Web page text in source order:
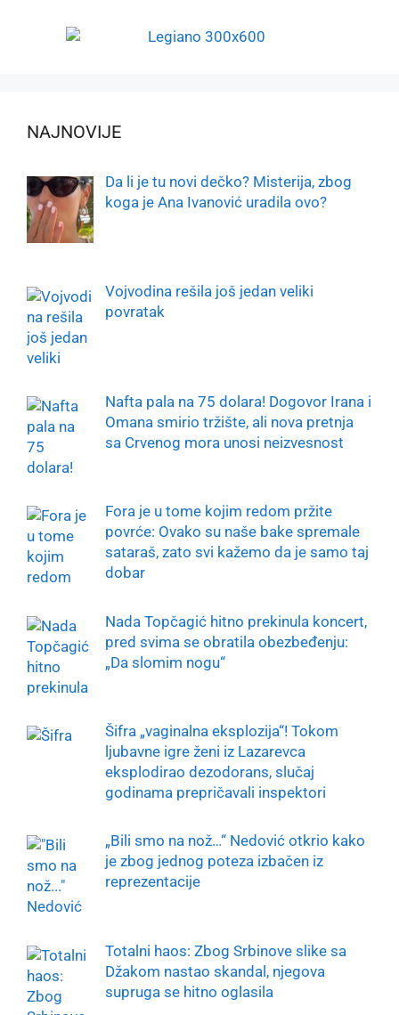
NAJNOVIJE
Da li je tu novi dečko? Misterija, zbog
koga je Ana Ivanović uradila ovo?
Vojvodina rešila još jedan veliki
povratak
Nafta pala na 75 dolara! Dogovor Irana i
Omana smirio tržište, ali nova pretnja
sa Crvenog mora unosi neizvesnost
Fora je u tome kojim redom pržite
povrće: Ovako su naše bake spremale
sataraš, zato svi kažemo da je samo taj
dobar
Nada Topčagić hitno prekinula koncert,
pred svima se obratila obezbeđenju:
„Da slomim nogu“
Šifra „vaginalna eksplozija“! Tokom
ljubavne igre ženi iz Lazarevca
eksplodirao dezodorans, slučaj
godinama prepričavali inspektori
„Bili smo na nož…“ Nedović otkrio kako
je zbog jednog poteza izbačen iz
reprezentacije
Totalni haos: Zbog Srbinove slike sa
Džakom nastao skandal, njegova
supruga se hitno oglasila